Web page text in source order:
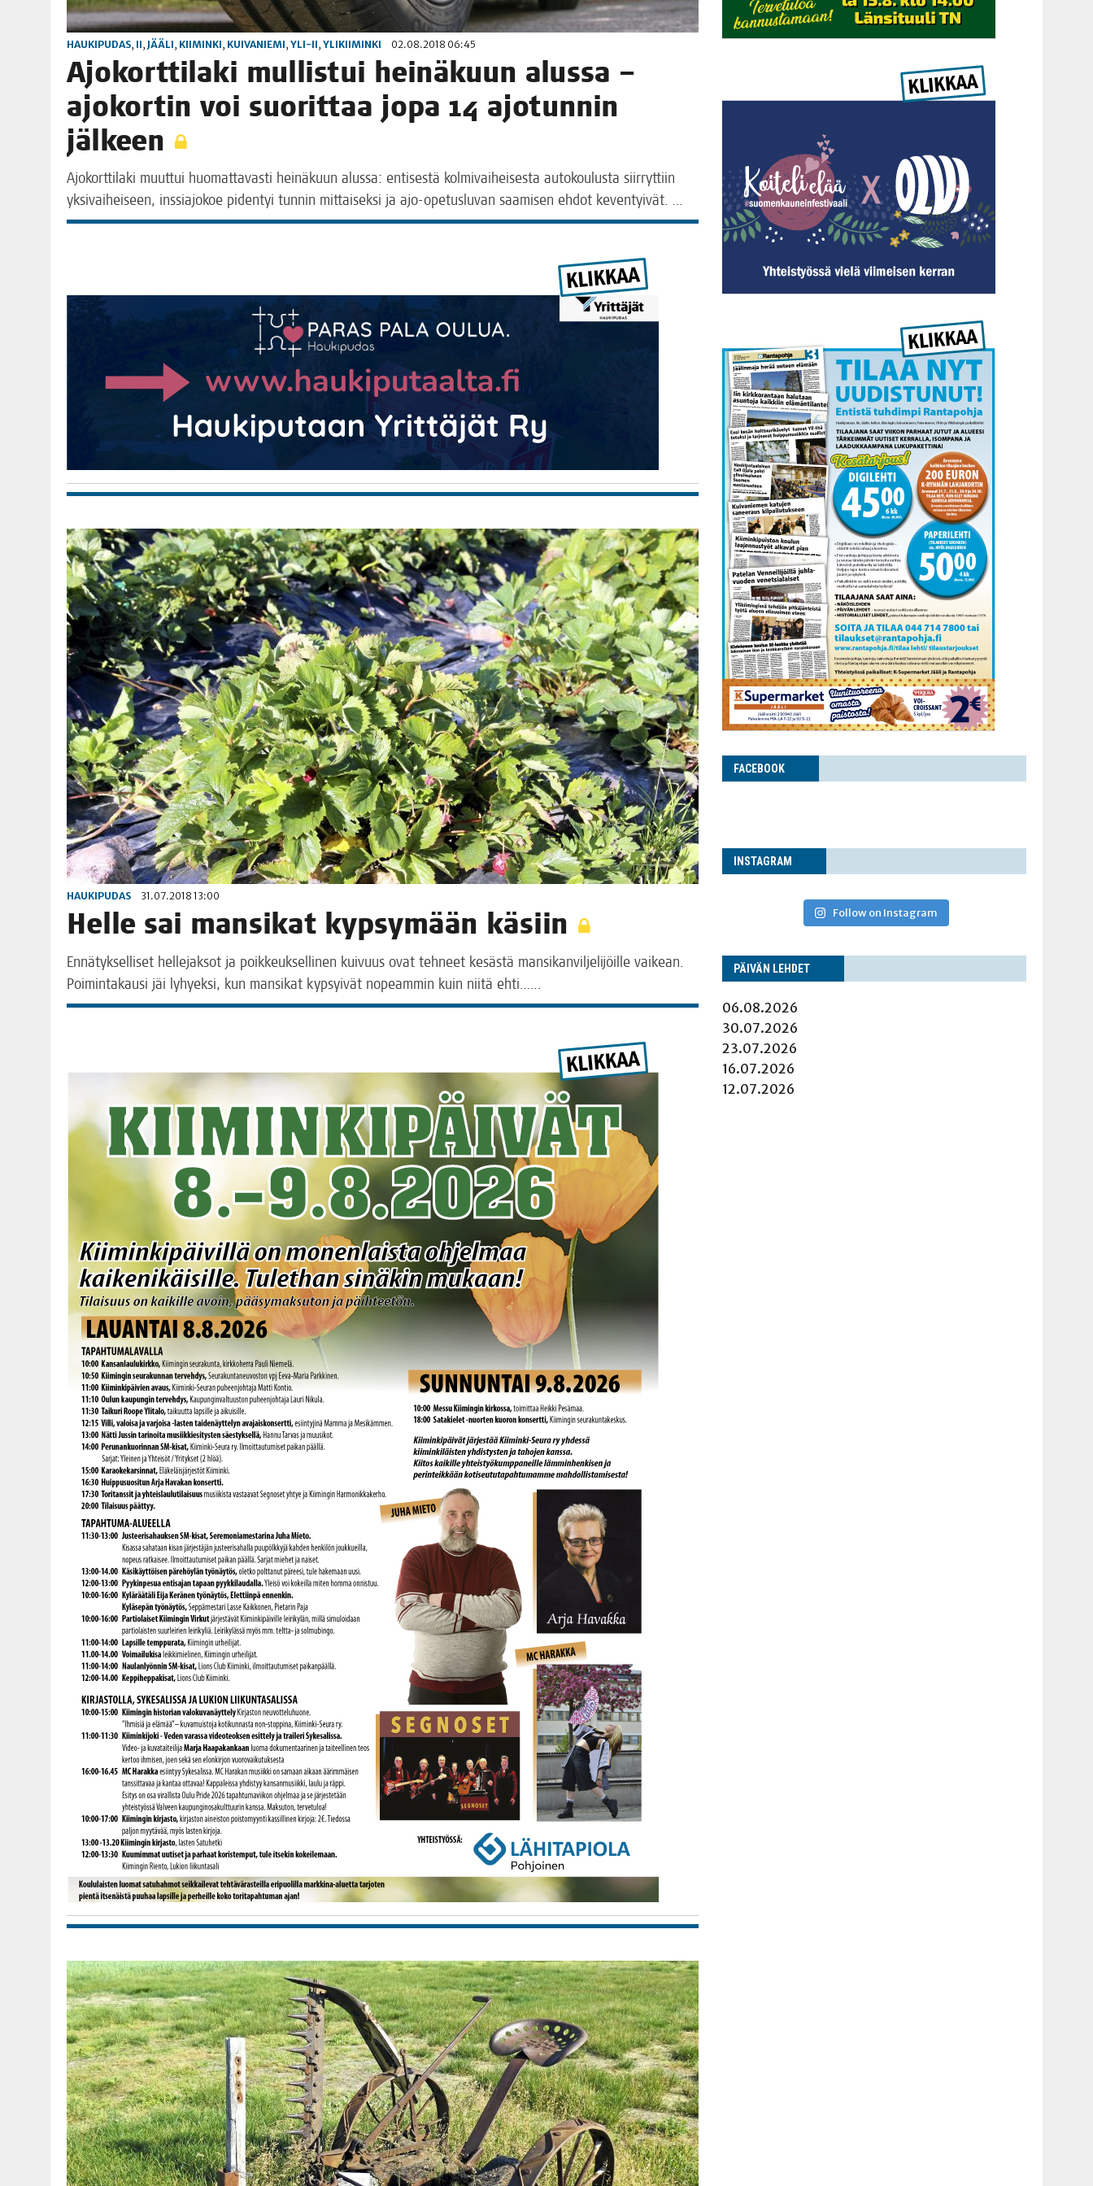
HAUKIPUDAS, II, JÄÄLI, KIIMINKI, KUIVANIEMI, YLI-II, YLIKIIMINKI 02.08.2018 06:45
Ajo­kort­ti­la­ki mul­lis­tui hei­nä­kuun alus­sa –
ajo­kor­tin voi suo­rit­taa jopa 14 ajo­tun­nin
jälkeen
Ajo­kort­ti­la­ki muut­tui huo­mat­ta­vas­ti hei­nä­kuun alus­sa: enti­ses­tä kol­mi­vai­hei­ses­ta auto­kou­lus­ta siir­ryt­tiin
yksi­vai­hei­seen, ins­sia­jo­koe piden­tyi tun­nin mit­tai­sek­si ja ajo-ope­­tus­­lu­­van saa­mi­sen ehdot keventyivät. …
HAUKIPUDAS 31.07.2018 13:00
Hel­le sai man­si­kat kyp­sy­mään käsiin
Ennä­tyk­sel­li­set hel­le­jak­sot ja poik­keuk­sel­li­nen kui­vuus ovat teh­neet kesäs­tä man­si­kan­vil­je­li­jöil­le vai­kean.
Poi­min­ta­kausi jäi lyhyek­si, kun man­si­kat kyp­syi­vät nopeam­min kuin nii­tä ehti.…..
FACE­BOOK
INS­TA­GRAM
Follow on Instagram
PÄI­VÄN LEHDET
06.08.2026
30.07.2026
23.07.2026
16.07.2026
12.07.2026